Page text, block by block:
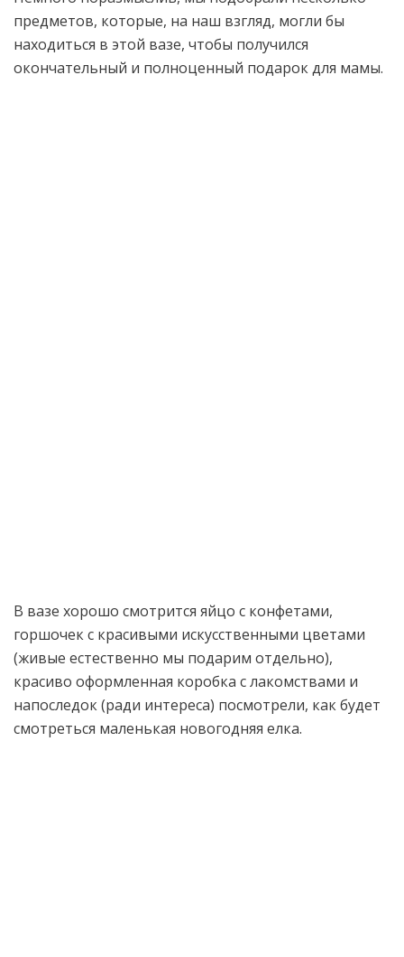
предметов, которые, на наш взгляд, могли бы
находиться в этой вазе, чтобы получился
окончательный и полноценный подарок для мамы.
В вазе хорошо смотрится яйцо с конфетами,
горшочек с красивыми искусственными цветами
(живые естественно мы подарим отдельно),
красиво оформленная коробка с лакомствами и
напоследок (ради интереса) посмотрели, как будет
смотреться маленькая новогодняя елка.